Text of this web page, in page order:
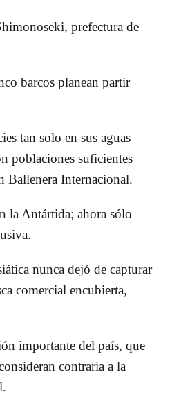
prefectura de
barcos planean partir
tan solo en sus aguas
poblaciones suficientes
Ballenera Internacional.
la Antártida; ahora sólo
nunca dejó de capturar
comercial encubierta,
importante del país, que
contraria a la